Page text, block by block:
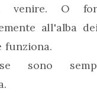
venire. O
all'alba
funziona.
sono